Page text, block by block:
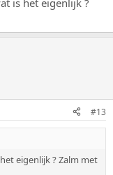
#13
eigenlijk ? Zalm met